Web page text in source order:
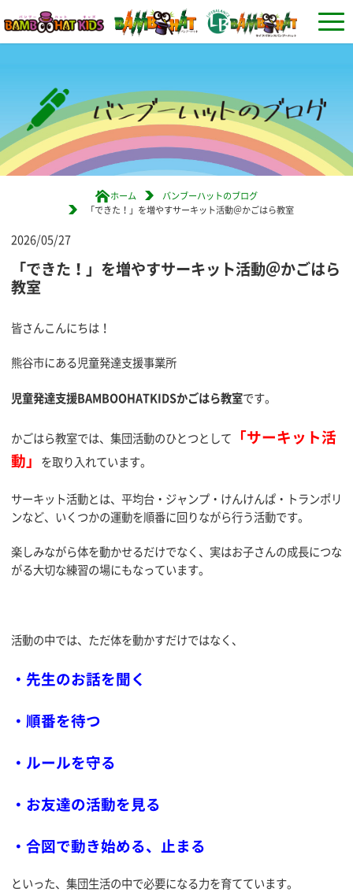
ホーム
バンブーハットのブログ
「できた！」を増やすサーキット活動＠かごはら教室
2026/05/27
「できた！」を増やすサーキット活動＠かごはら
教室
皆さんこんにちは！
熊谷市にある児童発達支援事業所
児童発達支援BAMBOOHATKIDSかごはら教室です。
かごはら教室では、集団活動のひとつとして 「サーキット活
動」 を取り入れています。
サーキット活動とは、平均台・ジャンプ・けんけんぱ・トランポリ
ンなど、いくつかの運動を順番に回りながら行う活動です。
楽しみながら体を動かせるだけでなく、実はお子さんの成長につな
がる大切な練習の場にもなっています。
活動の中では、ただ体を動かすだけではなく、
・先生のお話を聞く
・順番を待つ
・ルールを守る
・お友達の活動を見る
・合図で動き始める、止まる
といった、集団生活の中で必要になる力を育てています。